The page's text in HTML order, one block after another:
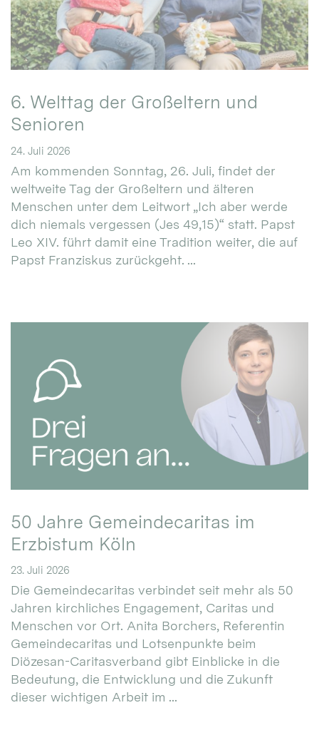
6. Welttag der Großeltern und
Senioren
24. Juli 2026
Am kommenden Sonntag, 26. Juli, findet der
weltweite Tag der Großeltern und älteren
Menschen unter dem Leitwort „Ich aber werde
dich niemals vergessen (Jes 49,15)“ statt. Papst
Leo XIV. führt damit eine Tradition weiter, die auf
Papst Franziskus zurückgeht. ...
50 Jahre Gemeindecaritas im
Erzbistum Köln
23. Juli 2026
Die Gemeindecaritas verbindet seit mehr als 50
Jahren kirchliches Engagement, Caritas und
Menschen vor Ort. Anita Borchers, Referentin
Gemeindecaritas und Lotsenpunkte beim
Diözesan-Caritasverband gibt Einblicke in die
Bedeutung, die Entwicklung und die Zukunft
dieser wichtigen Arbeit im ...